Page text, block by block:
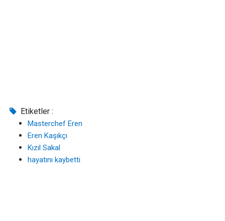
Etiketler :
Masterchef Eren
Eren Kaşıkçı
Kızıl Sakal
hayatını kaybetti